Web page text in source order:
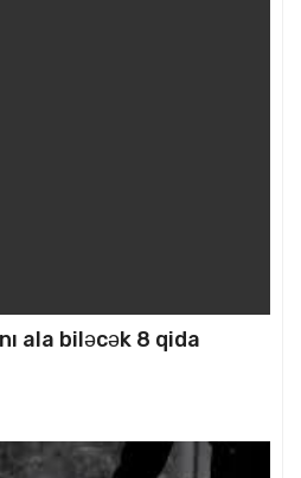
ala biləcək 8 qida